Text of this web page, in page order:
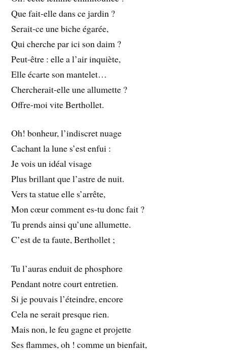
Que fait-elle dans ce jardin ?
Serait-ce une biche égarée,
Qui cherche par ici son daim ?
Peut-être : elle a l’air inquiète,
Elle écarte son mantelet…
Chercherait-elle une allumette ?
Offre-moi vite Berthollet.
Oh! bonheur, l’indiscret nuage
Cachant la lune s’est enfui :
Je vois un idéal visage
Plus brillant que l’astre de nuit.
Vers ta statue elle s’arrête,
Mon cœur comment es-tu donc fait ?
Tu prends ainsi qu’une allumette.
C’est de ta faute, Berthollet ;
Tu l’auras enduit de phosphore
Pendant notre court entretien.
Si je pouvais l’éteindre, encore
Cela ne serait presque rien.
Mais non, le feu gagne et projette
Ses flammes, oh ! comme un bienfait,